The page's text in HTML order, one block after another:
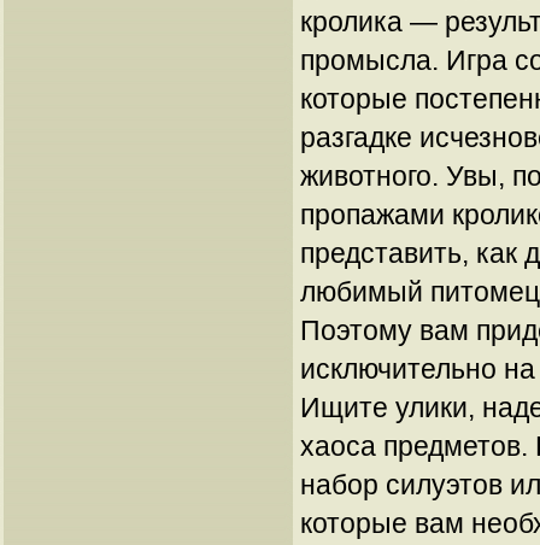
кролика —
промысла. Игра
которые
разгадке
животного. Увы,
пропажами
представить, как
любимый питомец
Поэтому вам
исключительно
Ищите улики,
хаоса
набор силуэтов
которые вам